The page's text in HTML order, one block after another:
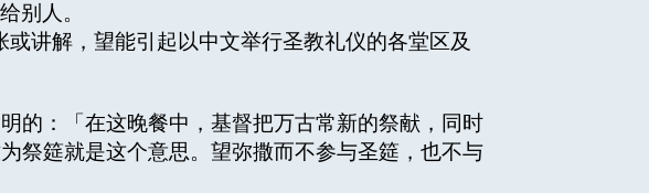
别人。
讲解，望能引起以中文举行圣教礼仪的各堂区及
的：「在这晚餐中，基督把万古常新的祭献，同时
祭筵就是这个意思。望弥撒而不参与圣筵，也不与